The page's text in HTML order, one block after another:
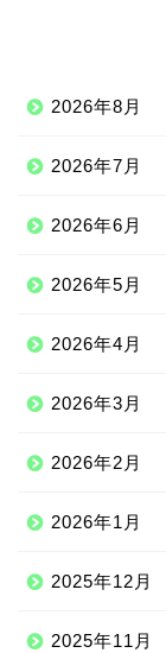
2026年8月
2026年7月
2026年6月
2026年5月
2026年4月
2026年3月
2026年2月
2026年1月
2025年12月
2025年11月